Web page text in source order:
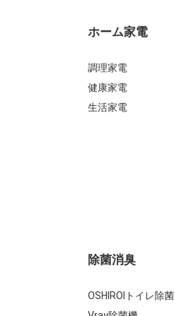
ホーム家電
調理家電
健康家電
生活家電
除菌消臭
OSHIROIトイレ除菌